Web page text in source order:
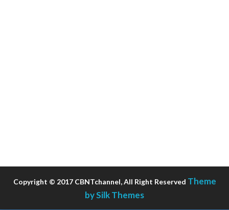
Copyright © 2017 CBNTchannel, All Right Reserved Theme
by Silk Themes